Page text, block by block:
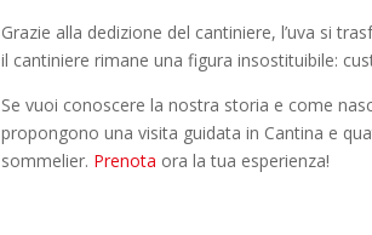
Grazie alla dedizione del cantiniere, l’uva si
il cantiniere rimane una figura insostituibile:
Se vuoi conoscere la nostra storia e come
propongono una visita guidata in Cantina e
sommelier. Prenota ora la tua esperienza!